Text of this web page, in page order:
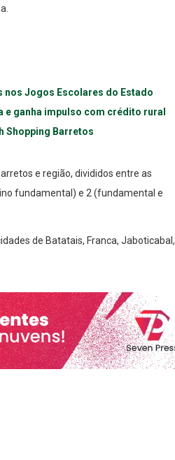
nos Jogos Escolares do Estado
ganha impulso com crédito rural
Shopping Barretos
e região, divididos entre as
fundamental) e 2 (fundamental e
de Batatais, Franca, Jaboticabal,